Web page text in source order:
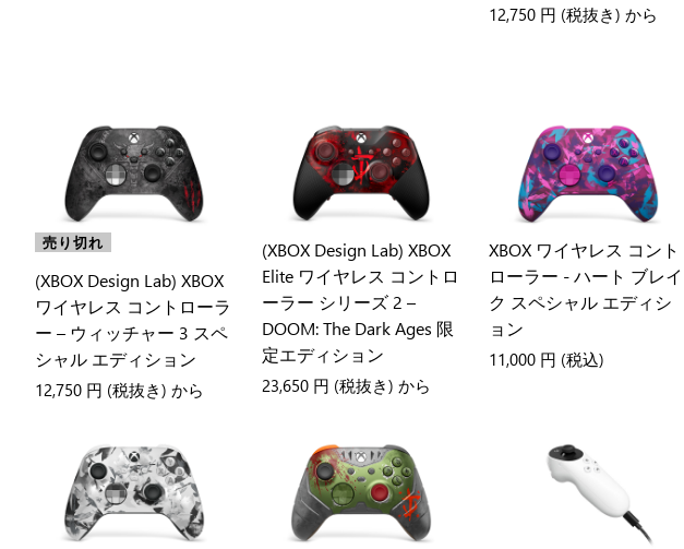
12,750 円 (税抜き) から
売り切れ
(XBOX Design Lab) XBOX
ワイヤレス コントローラ
ー – ウィッチャー 3 スペ
シャル エディション
12,750 円 (税抜き) から
(XBOX Design Lab) XBOX
Elite ワイヤレス コントロ
ーラー シリーズ 2 –
DOOM: The Dark Ages 限
定エディション
23,650 円 (税抜き) から
XBOX ワイヤレス コント
ローラー - ハート ブレイ
ク スペシャル エディシ
ョン
11,000 円 (税込)